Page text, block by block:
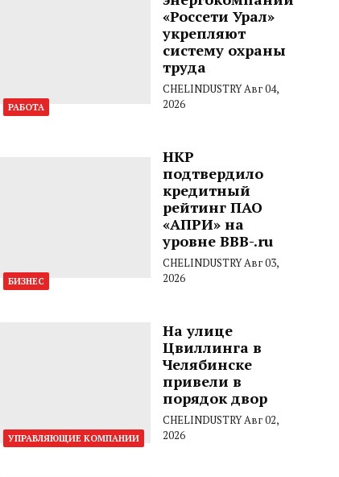
РАБОТА
«Россети Урал»
укрепляют
систему охраны
труда
CHELINDUSTRYАвг 04,
2026
БИЗНЕС
НКР
подтвердило
кредитный
рейтинг ПАО
«АПРИ» на
уровне BBB-.ru
CHELINDUSTRYАвг 03,
2026
УПРАВЛЯЮЩИЕ КОМПАНИИ
На улице
Цвиллинга в
Челябинске
привели в
порядок двор
CHELINDUSTRYАвг 02,
2026